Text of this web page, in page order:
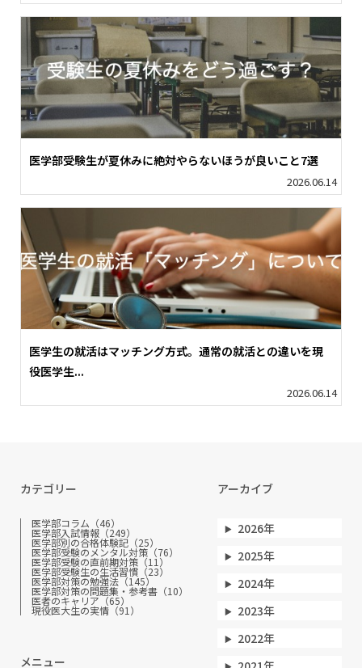
医学部受験生が夏休みに絶対やらないほうが良いこと7選
2026.06.14
医学生の就活はマッチング方式。通常の就活との違いを現
役医学生...
2026.06.14
カテゴリー
医学部コラム（46）
医学部入試情報（249）
医学部別の合格体験記（25）
医学部受験のメンタル対策（76）
医学部受験の直前期対策（11）
医学部受験生の生活習慣（23）
医学部対策の勉強法（145）
医学部対策の問題集・参考書（10）
医者のキャリア（65）
現役医大生の実情（91）
メニュー
アーカイブ
2026年
2025年
2024年
2023年
2022年